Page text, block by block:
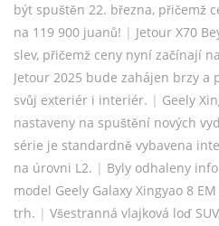
být spuštěn 22. března, přičemž
na 119 900 juanů! | Jetour X70
slev, přičemž ceny nyní začínají
Jetour 2025 bude zahájen brzy a
svůj exteriér i interiér. | Geely
nastaveny na spuštění nových
série je standardně vybavena
na úrovni L2. | Byly odhaleny
model Geely Galaxy Xingyao 8
trh. | Všestranná vlajková loď